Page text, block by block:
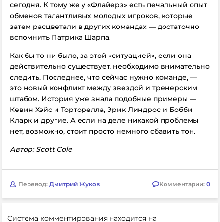
сегодня. К тому же у «Флайерз» есть печальный опыт
обменов талантливых молодых игроков, которые
затем расцветали в других командах — достаточно
вспомнить Патрика Шарпа.
Как бы то ни было, за этой «ситуацией», если она
действительно существует, необходимо внимательно
следить. Последнее, что сейчас нужно команде, —
это новый конфликт между звездой и тренерским
штабом. История уже знала подобные примеры —
Кевин Хэйс и Торторелла, Эрик Линдрос и Бобби
Кларк и другие. А если на деле никакой проблемы
нет, возможно, стоит просто немного сбавить тон.
Автор: Scott Cole
Перевод: Дмитрий Жуков Комментарии: 0
Система комментирования находится на